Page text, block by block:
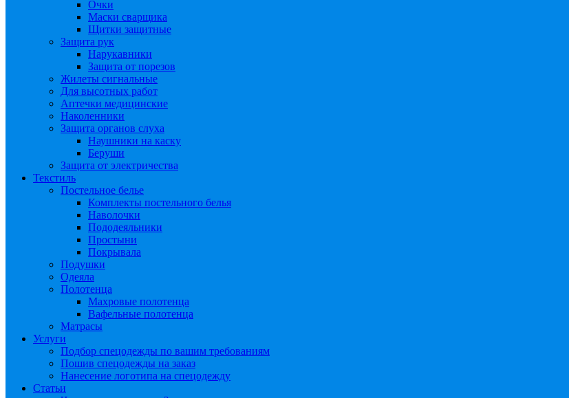
Очки
Маски сварщика
Щитки защитные
Защита рук
Нарукавники
Защита от порезов
Жилеты сигнальные
Для высотных работ
Аптечки медицинские
Наколенники
Защита органов слуха
Наушники на каску
Беруши
Защита от электричества
Текстиль
Постельное белье
Комплекты постельного белья
Наволочки
Пододеяльники
Простыни
Покрывала
Подушки
Одеяла
Полотенца
Махровые полотенца
Вафельные полотенца
Матрасы
Услуги
Подбор спецодежды по вашим требованиям
Пошив спецодежды на заказ
Нанесение логотипа на спецодежду
Статьи